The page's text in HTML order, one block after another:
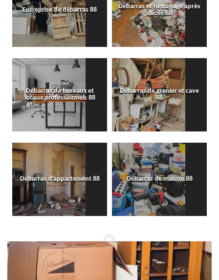
Entreprise de débarras 88
Débarras et nettoyage après
décès 88
Débarras de bureaux et
locaux professionnels 88
Débarras de grenier et cave
88
Débarras d'appartement 88 Débarras de maison 88